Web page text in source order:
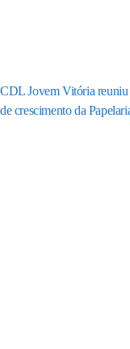
CDL Jovem Vitória reuniu
de crescimento da